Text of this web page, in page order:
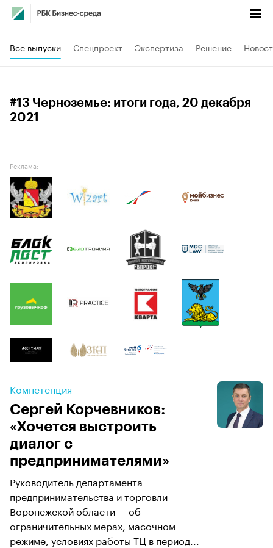
Все выпуски Спецпроект Экспертиза Решение
#13 Черноземье: итоги года, 20 декабря
2021
Реклама:
Компетенция
Сергей Корчевников:
«Хочется выстроить
диалог с
предпринимателями»
Руководитель департамента
предпринимательства и торговли
Воронежской области — об
ограничительных мерах, масочном
режиме, условиях работы ТЦ в период...